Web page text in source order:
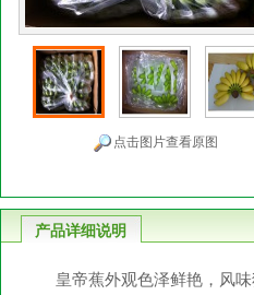
点击图片查看原图
产品详细说明
皇帝蕉外观色泽鲜艳，风味